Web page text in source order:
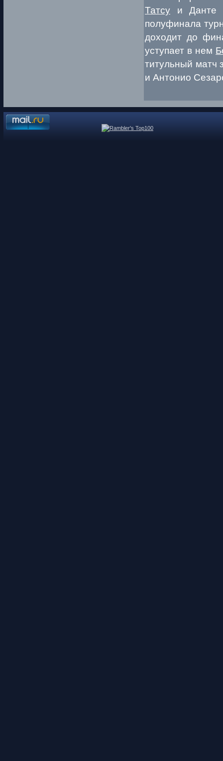
Татсу и Данте
полуфинала
доходит до
уступает в нем
титульный матч
и Антонио